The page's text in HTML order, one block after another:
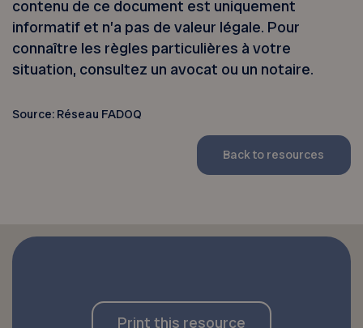
contenu de ce document est uniquement
informatif et n’a pas de valeur légale. Pour
connaître les règles particulières à votre
situation, consultez un avocat ou un notaire.
Source: Réseau FADOQ
Back to resources
Print this resource